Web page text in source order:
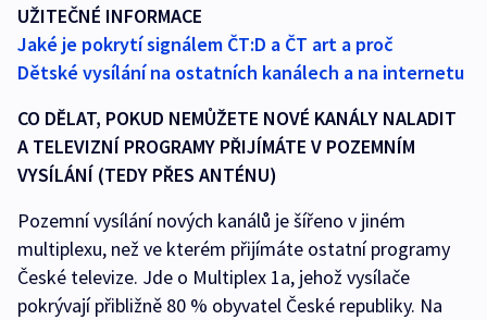
UŽITEČNÉ INFORMACE
Jaké je pokrytí signálem ČT:D a ČT art a proč
Dětské vysílání na ostatních kanálech a na internetu
CO DĚLAT, POKUD NEMŮŽETE NOVÉ KANÁLY NALADIT
A TELEVIZNÍ PROGRAMY PŘIJÍMÁTE V POZEMNÍM
VYSÍLÁNÍ (TEDY PŘES ANTÉNU)
Pozemní vysílání nových kanálů je šířeno v jiném
multiplexu, než ve kterém přijímáte ostatní programy
České televize. Jde o Multiplex 1a, jehož vysílače
pokrývají přibližně 80 % obyvatel České republiky. Na